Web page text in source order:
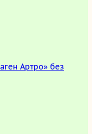
Артро» без